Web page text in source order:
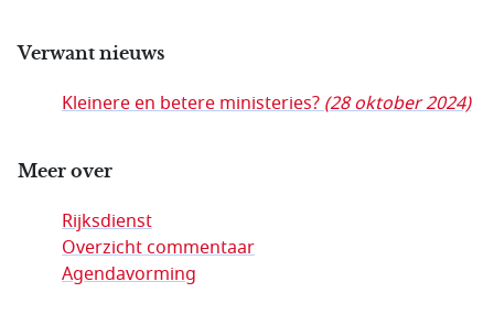
Verwant nieuws
Kleinere en betere ministeries?(28 oktober 2024)
Meer over
Rijksdienst
Overzicht commentaar
Agendavorming